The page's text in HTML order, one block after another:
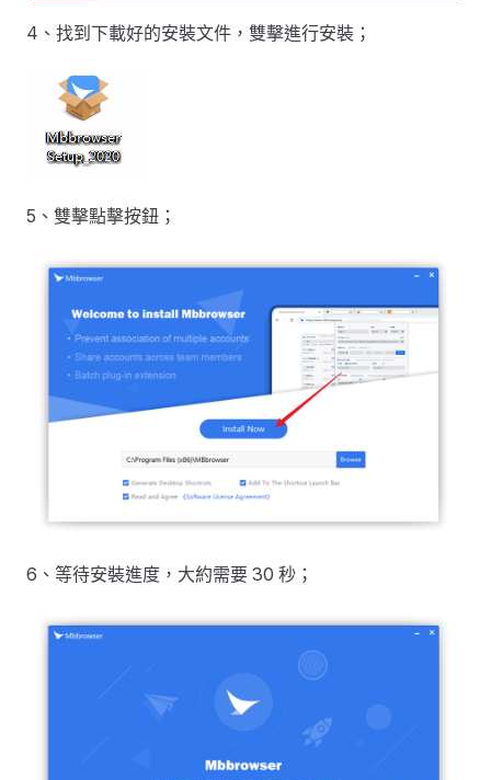
4、找到下載好的安裝文件，雙擊進行安裝；
5、雙擊點擊按鈕；
6、等待安裝進度，大約需要 30 秒；